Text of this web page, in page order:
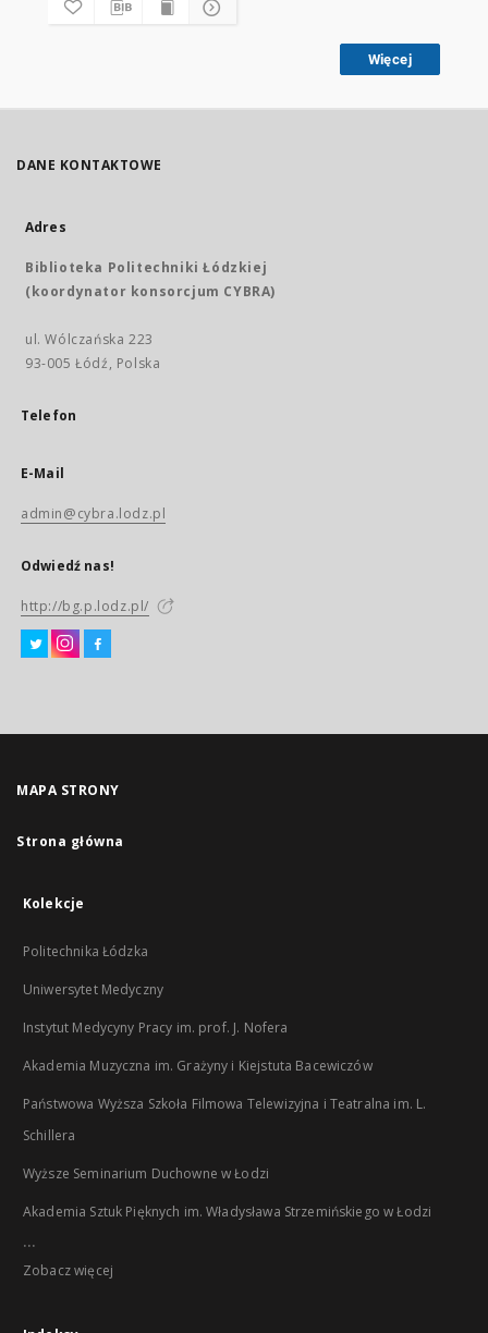
Więcej
DANE KONTAKTOWE
Adres
Biblioteka Politechniki Łódzkiej
(koordynator konsorcjum CYBRA)
ul. Wólczańska 223
93-005 Łódź, Polska
Telefon
E-Mail
admin@cybra.lodz.pl
Odwiedź nas!
http://bg.p.lodz.pl/
MAPA STRONY
Strona główna
Kolekcje
Politechnika Łódzka
Uniwersytet Medyczny
Instytut Medycyny Pracy im. prof. J. Nofera
Akademia Muzyczna im. Grażyny i Kiejstuta Bacewiczów
Państwowa Wyższa Szkoła Filmowa Telewizyjna i Teatralna im. L.
Schillera
Wyższe Seminarium Duchowne w Łodzi
Akademia Sztuk Pięknych im. Władysława Strzemińskiego w Łodzi
...
Zobacz więcej